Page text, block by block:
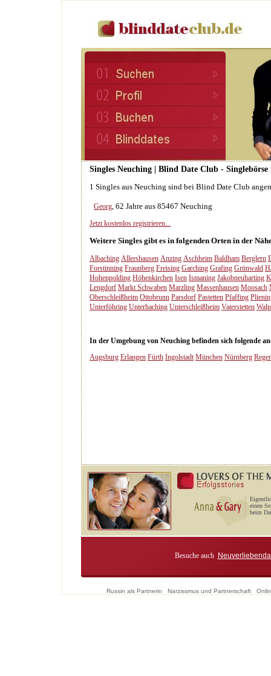
Singles Neuching | Blind Date Club -
1 Singles aus Neuching sind bei Blind Date Club
Georg, 62 Jahre aus 85467 Neuching
Jetzt kostenlos registrieren...
Weitere Singles gibt es in folgenden Orten in der
Albaching Allershausen Anzing Aschheim Baldham Berglern
Forstinning Fraunberg Freising Garching Grafing Grünwald
Hohenpolding Höhenkirchen Isen Ismaning Jakobneuharting
Lengdorf Markt Schwaben Marzling Massenhausen Moosach
Oberschleißheim Ottobrunn Parsdorf Pastetten Pfaffing
Unterföhring Unterhaching Unterschleißheim Vaterstetten
In der Umgebung von Neuching befinden sich folgende
Augsburg Erlangen Fürth Ingolstadt München Nürnberg
einen
beim
Besuche auch
Russin als Partnerin Narzissmus und Partnerschaft